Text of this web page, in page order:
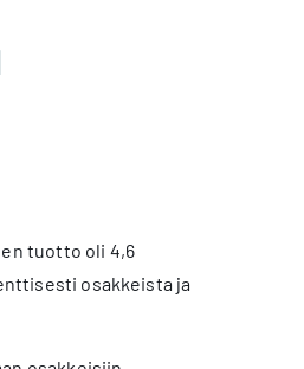
tuotto oli 4,6
osakkeista ja